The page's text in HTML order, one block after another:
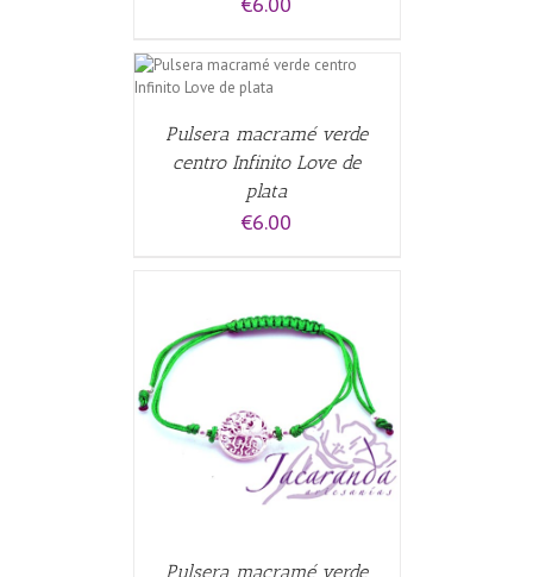
Pulsera macramé verde
centro Infinito Love de
plata
€6.00
Pulsera macramé verde